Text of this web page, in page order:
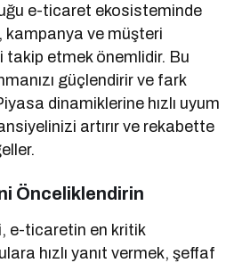
e-ticaret ekosisteminde
kampanya ve müşteri
etmek önemlidir. Bu
güçlendirir ve fark
dinamiklerine hızlı uyum
artırır ve rekabette
Önceliklendirin
e-ticaretin en kritik
hızlı yanıt vermek, şeffaf